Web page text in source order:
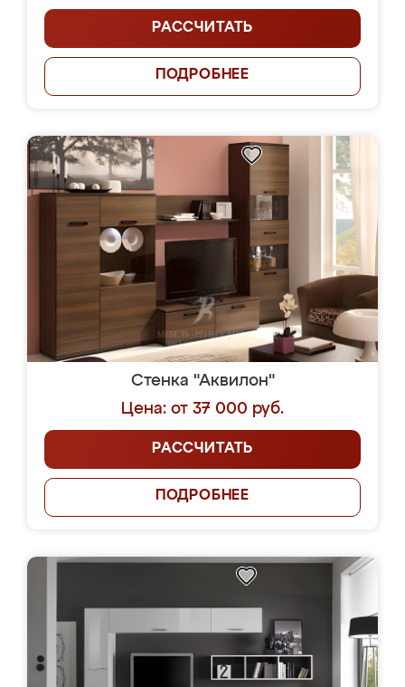
РАССЧИТАТЬ
ПОДРОБНЕЕ
Стенка "Аквилон"
Цена: от 37 000 руб.
РАССЧИТАТЬ
ПОДРОБНЕЕ